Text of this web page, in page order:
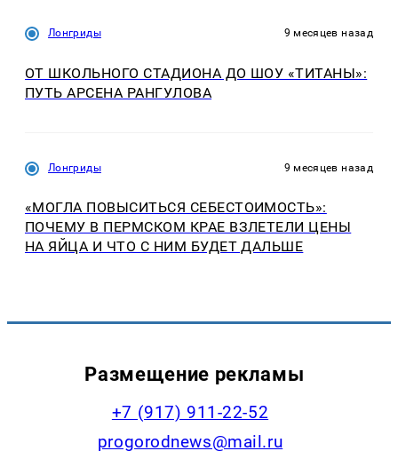
Лонгриды 9 месяцев назад
ОТ ШКОЛЬНОГО СТАДИОНА ДО ШОУ «ТИТАНЫ»:
ПУТЬ АРСЕНА РАНГУЛОВА
Лонгриды 9 месяцев назад
«МОГЛА ПОВЫСИТЬСЯ СЕБЕСТОИМОСТЬ»:
ПОЧЕМУ В ПЕРМСКОМ КРАЕ ВЗЛЕТЕЛИ ЦЕНЫ
НА ЯЙЦА И ЧТО С НИМ БУДЕТ ДАЛЬШЕ
Размещение рекламы
+7 (917) 911-22-52
progorodnews@mail.ru